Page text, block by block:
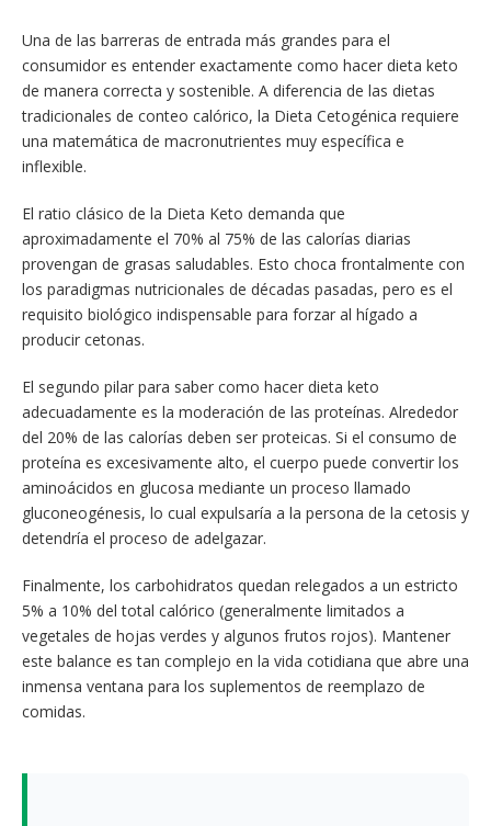
Una de las barreras de entrada más grandes para el
consumidor es entender exactamente como hacer dieta keto
de manera correcta y sostenible. A diferencia de las dietas
tradicionales de conteo calórico, la Dieta Cetogénica requiere
una matemática de macronutrientes muy específica e
inflexible.
El ratio clásico de la Dieta Keto demanda que
aproximadamente el 70% al 75% de las calorías diarias
provengan de grasas saludables. Esto choca frontalmente con
los paradigmas nutricionales de décadas pasadas, pero es el
requisito biológico indispensable para forzar al hígado a
producir cetonas.
El segundo pilar para saber como hacer dieta keto
adecuadamente es la moderación de las proteínas. Alrededor
del 20% de las calorías deben ser proteicas. Si el consumo de
proteína es excesivamente alto, el cuerpo puede convertir los
aminoácidos en glucosa mediante un proceso llamado
gluconeogénesis, lo cual expulsaría a la persona de la cetosis y
detendría el proceso de adelgazar.
Finalmente, los carbohidratos quedan relegados a un estricto
5% a 10% del total calórico (generalmente limitados a
vegetales de hojas verdes y algunos frutos rojos). Mantener
este balance es tan complejo en la vida cotidiana que abre una
inmensa ventana para los suplementos de reemplazo de
comidas.